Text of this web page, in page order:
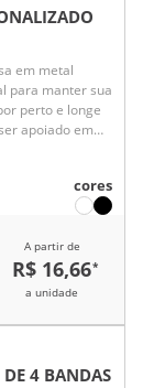
em metal
para manter sua
perto e longe
apoiado em
compacta e
cores
A partir de
R$ 16,66*
a unidade
4 BANDAS